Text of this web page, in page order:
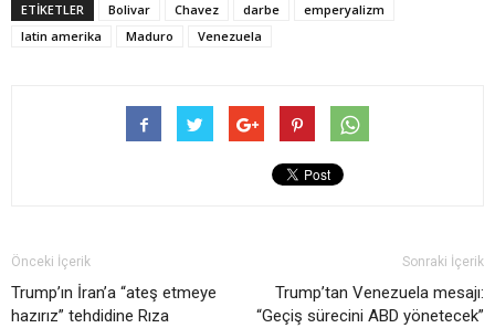
ETIKETLER Bolivar Chavez darbe
emperyalizm
latin amerika
Maduro Venezuela
Önceki İçerik
Trump’ın İran’a “ateş etmeye
hazırız” tehdidine Rıza
Sonraki İçerik
Trump’tan Venezuela mesajı:
“Geçiş sürecini ABD yönetecek”